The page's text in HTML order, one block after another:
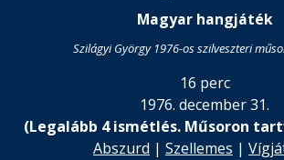
Magyar hangjáték
Szilágyi György 1976-os szilveszteri
16 perc
1976. december 31.
(Legalább 4 ismétlés. Műsoron
Abszurd | Szellemes |